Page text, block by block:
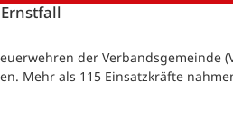
der Verbandsgemeinde
Mehr als 115 Einsatzkräfte